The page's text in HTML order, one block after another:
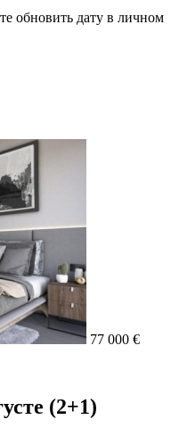
обновить дату в личном
77 000 €
(2+1)